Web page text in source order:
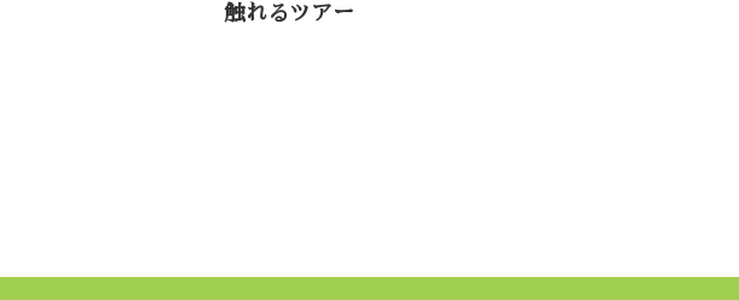
触れるツアー